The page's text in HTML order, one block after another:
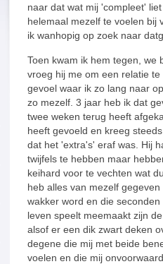
naar dat wat mij 'compleet'
helemaal mezelf te voelen bij
ik wanhopig op zoek naar
Toen kwam ik hem tegen, we
vroeg hij me om een relatie
gevoel waar ik zo lang naar
zo mezelf. 3 jaar heb ik dat
twee weken terug heeft
heeft gevoeld en kreeg
dat het 'extra's' eraf was. Hij
twijfels te hebben maar
keihard voor te vechten wat
heb alles van mezelf
wakker word en die
leven speelt meemaakt zijn
alsof er een dik zwart deken
degene die mij met beide
voelen en die mij